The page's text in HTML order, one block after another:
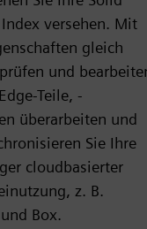
versehen. Mit
gleich
und
Teile, -
überarbeiten und
Sie Ihre
cloudbasierter
z. B.
Box.